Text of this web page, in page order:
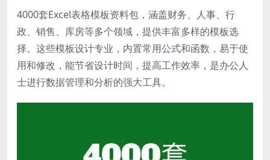
4000套Excel表格模板资料包，涵盖财务、人事、行
政、销售、库房等多个领域，提供丰富多样的模板选
择。这些模板设计专业，内置常用公式和函数，易于使
用和修改，能节省设计时间，提高工作效率，是办公人
士进行数据管理和分析的强大工具。